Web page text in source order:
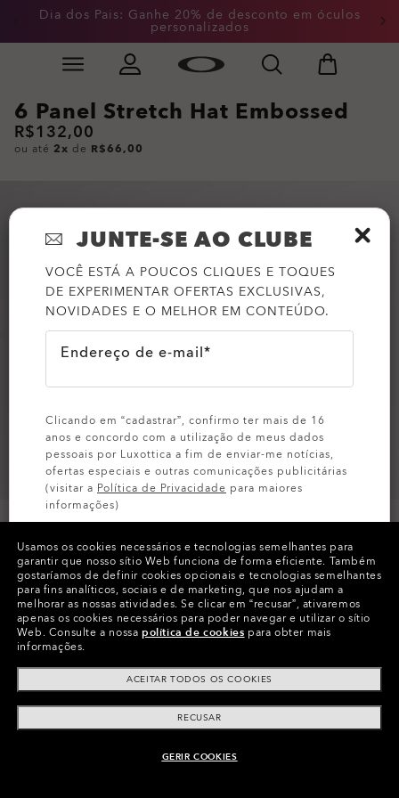
Skip to
Dia dos Pais: Ganhe 20% de desconto em óculos
personalizados
Slide 2 of 4. Dia dos Pais: Ganhe 20% de desconto
INDISPONÍVEL ON-LINE, VEJA SIMILARES
6 Panel Stretch Hat Embossed
R$132,00
ou até 2x de R$66,00
Tamanho
L/XL
Tabela de tamanhos
EM DESTAQUE
HYDROLIX™
Mantenha seu corpo fresco, seco e confortável com
de secagem menor. O exclusivo sistema de gestão de
Usamos os cookies necessários e tecnologias semelhantes para
garantir que nosso sítio Web funciona de forma eficiente. Também
gostaríamos de definir cookies opcionais e tecnologias semelhantes
para fins analíticos, sociais e de marketing, que nos ajudam a
melhorar as nossas atividades. Se clicar em “recusar”, ativaremos
apenas os cookies necessários para poder navegar e utilizar o sítio
Web. Consulte a nossapolítica de cookies para obter mais
informações.
ACEITAR TODOS OS COOKIES
RECUSAR
GERIR COOKIES
JUNTE-SE AO CLUBE
VOCÊ ESTÁ A POUCOS CLIQUES E TOQUES
DE EXPERIMENTAR OFERTAS EXCLUSIVAS,
NOVIDADES E O MELHOR EM CONTEÚDO.
Endereço de e-mail*
Clicando em “cadastrar”, confirmo ter mais de 16
anos e concordo com a utilização de meus dados
pessoais por Luxottica a fim de enviar-me notícias,
ofertas especiais e outras comunicações publicitárias
(visitar a Política de Privacidade para maiores
informações)
INSCREVA-SE